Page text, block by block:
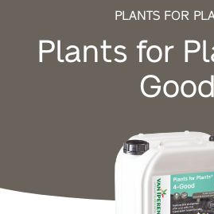
PLANTS FOR
Plants for
Good